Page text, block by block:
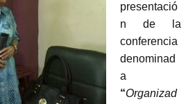
presentació
n de la
conferencia
denominad
a
“Organizad